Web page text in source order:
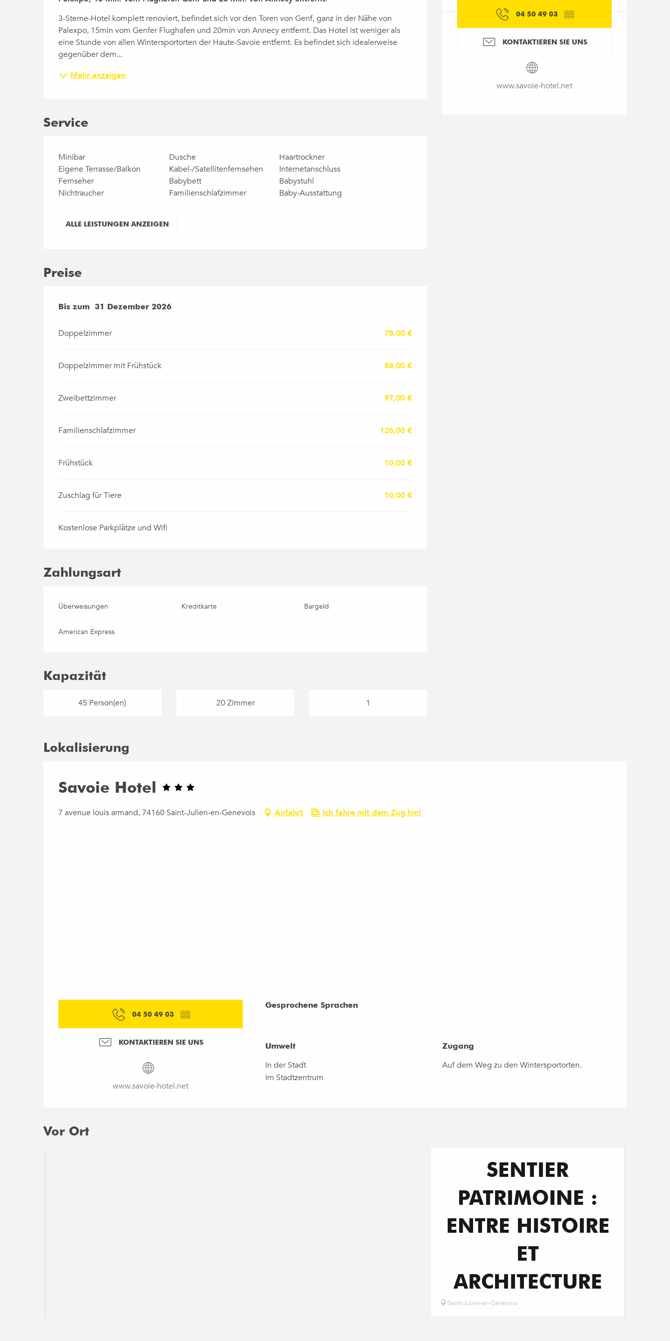
04 50 49 03 ▒▒
KONTAKTIEREN SIE UNS
www.savoie-hotel.net
3-Sterne-Hotel komplett renoviert, befindet sich vor den Toren von Genf, ganz in der Nähe von
Palexpo, 15min vom Genfer Flughafen und 20min von Annecy entfernt. Das Hotel ist weniger als
eine Stunde von allen Wintersportorten der Haute-Savoie entfernt. Es befindet sich idealerweise
gegenüber dem...
Mehr anzeigen
Service
Minibar Dusche
Haartrockner
Eigene Terrasse/Balkon
Kabel-/Satellitenfernsehen
Internetanschluss
Fernseher
Babybett
Babystuhl
Nichtraucher
Familienschlafzimmer Baby-Ausstattung
ALLE LEISTUNGEN ANZEIGEN
Preise
ab1 Juli 2025bis zum31 Dezember 2026
Bis zum 31 Dezember 2026
Doppelzimmer 78,00 €
Doppelzimmer mit Frühstück 88,00 €
Zweibettzimmer 97,00 €
Familienschlafzimmer 126,00 €
Frühstück 10,00 €
Zuschlag für Tiere 10,00 €
Kostenlose Parkplätze und Wifi
Zahlungsart
Überweisungen Kreditkarte Bargeld
American Express
Kapazität
45 Person(en) 20 Zimmer 1
Lokalisierung
Savoie Hotel
7 avenue louis armand, 74160 Saint-Julien-en-Genevois Anfahrt Ich fahre mit dem Zug hin!
04 50 49 03 ▒▒
KONTAKTIEREN SIE UNS
www.savoie-hotel.net
Gesprochene Sprachen
Gesprochene Sprachen
Umwelt
Umwelt
In der Stadt
Im Stadtzentrum
Zugang
Zugang
Auf dem Weg zu den Wintersportorten.
Vor Ort
SENTIER
PATRIMOINE :
ENTRE HISTOIRE
ET
ARCHITECTURE
Saint-Julien-en-Genevois